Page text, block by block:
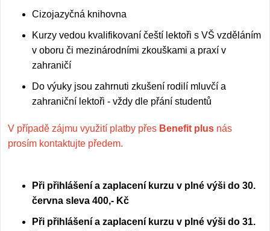
Cizojazyčná knihovna
Kurzy vedou kvalifikovaní čeští lektoři s VŠ vzděláním
v oboru či mezinárodními zkouškami a praxí v
zahraničí
Do výuky jsou zahrnuti zkušení rodilí mluvčí a
zahraniční lektoři - vždy dle přání studentů
V případě zájmu využití platby přes Benefit plus nás
prosím kontaktujte předem.
Při přihlášení a zaplacení kurzu v plné výši do 30.
června sleva 400,- Kč
Při přihlášení a zaplacení kurzu v plné výši do 31.